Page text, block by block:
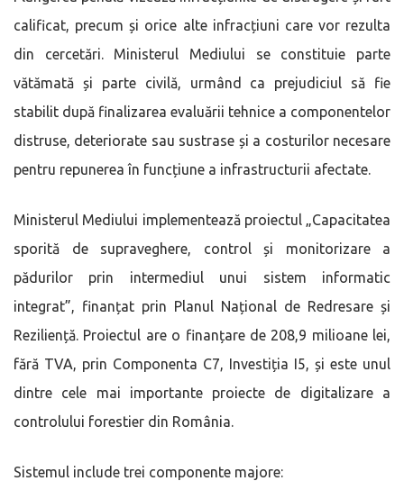
calificat, precum și orice alte infracțiuni care vor rezulta
din cercetări. Ministerul Mediului se constituie parte
vătămată și parte civilă, urmând ca prejudiciul să fie
stabilit după finalizarea evaluării tehnice a componentelor
distruse, deteriorate sau sustrase și a costurilor necesare
pentru repunerea în funcțiune a infrastructurii afectate.
Ministerul Mediului implementează proiectul „Capacitatea
sporită de supraveghere, control și monitorizare a
pădurilor prin intermediul unui sistem informatic
integrat”, finanțat prin Planul Național de Redresare și
Reziliență. Proiectul are o finanțare de 208,9 milioane lei,
fără TVA, prin Componenta C7, Investiția I5, și este unul
dintre cele mai importante proiecte de digitalizare a
controlului forestier din România.
Sistemul include trei componente majore: